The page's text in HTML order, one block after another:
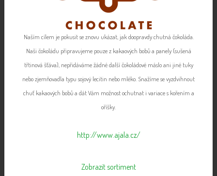
Naším cílem je pokusit se znovu ukázat, jak doopravdy chutná čokoláda.
Naši čokoládu připravujeme pouze z kakaových bobů a panely (sušená
třtinová šťáva), nepřidáváme žádné další čokoládové máslo ani jiné tuky
nebo zjemňovadla typu sojový lecitin nebo mléko. Snažíme se vyzdvihnout
chuť kakaových bobů a dát Vám možnost ochutnat i variace s kořením a
oříšky.
http://www.ajala.cz/
Zobrazit sortiment